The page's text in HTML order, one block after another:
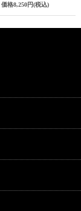
価格8,250円(税込)